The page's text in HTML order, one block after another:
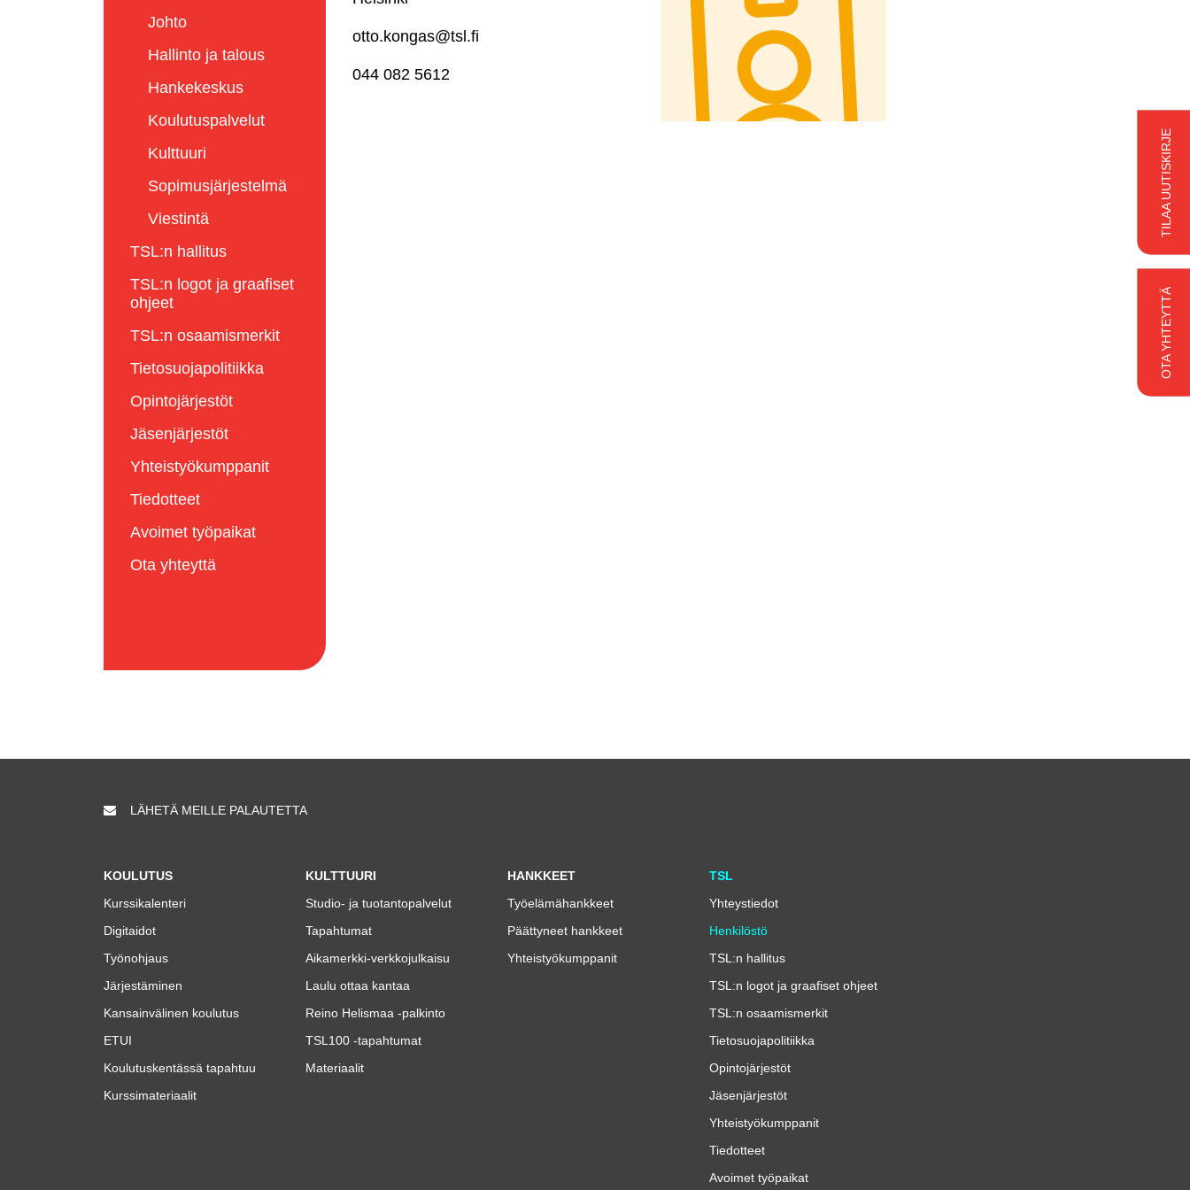
Johto
Hallinto ja talous
Hankekeskus
Koulutuspalvelut
Kulttuuri
Sopimusjärjestelmä
Viestintä
TSL:n hallitus
TSL:n logot ja graafiset
ohjeet
TSL:n osaamismerkit
Tietosuojapolitiikka
Opintojärjestöt
Jäsenjärjestöt
Yhteistyökumppanit
Tiedotteet
Avoimet työpaikat
Ota yhteyttä
otto.kongas@tsl.fi
044 082 5612
OTA YHTEYTTÄ
TILAA UUTISKIRJE
LÄHETÄ MEILLE PALAUTETTA
KOULUTUS
Kurssikalenteri
Digitaidot
Työnohjaus
Järjestäminen
Kansainvälinen koulutus
ETUI
Koulutuskentässä tapahtuu
Kurssimateriaalit
KULTTUURI
Studio- ja tuotantopalvelut
Tapahtumat
Aikamerkki-verkkojulkaisu
Laulu ottaa kantaa
Reino Helismaa -palkinto
TSL100 -tapahtumat
Materiaalit
HANKKEET
Työelämähankkeet
Päättyneet hankkeet
Yhteistyökumppanit
TSL
Yhteystiedot
Henkilöstö
TSL:n hallitus
TSL:n logot ja graafiset ohjeet
TSL:n osaamismerkit
Tietosuojapolitiikka
Opintojärjestöt
Jäsenjärjestöt
Yhteistyökumppanit
Tiedotteet
Avoimet työpaikat